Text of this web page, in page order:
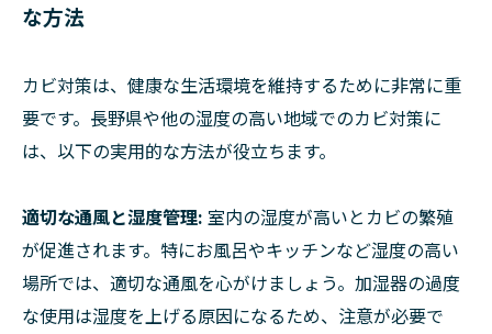
な方法
カビ対策は、健康な生活環境を維持するために非常に重
要です。長野県や他の湿度の高い地域でのカビ対策に
は、以下の実用的な方法が役立ちます。
適切な通風と湿度管理: 室内の湿度が高いとカビの繁殖
が促進されます。特にお風呂やキッチンなど湿度の高い
場所では、適切な通風を心がけましょう。加湿器の過度
な使用は湿度を上げる原因になるため、注意が必要で